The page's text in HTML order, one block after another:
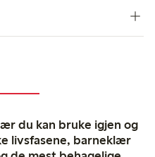
du kan bruke igjen og
livsfasene, barneklær